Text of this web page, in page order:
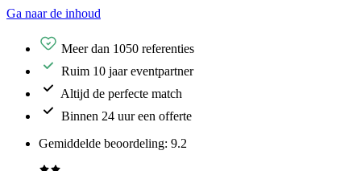
Ga naar de inhoud
Meer dan 1050 referenties
Ruim 10 jaar eventpartner
Altijd de perfecte match
Binnen 24 uur een offerte
Gemiddelde beoordeling: 9.2